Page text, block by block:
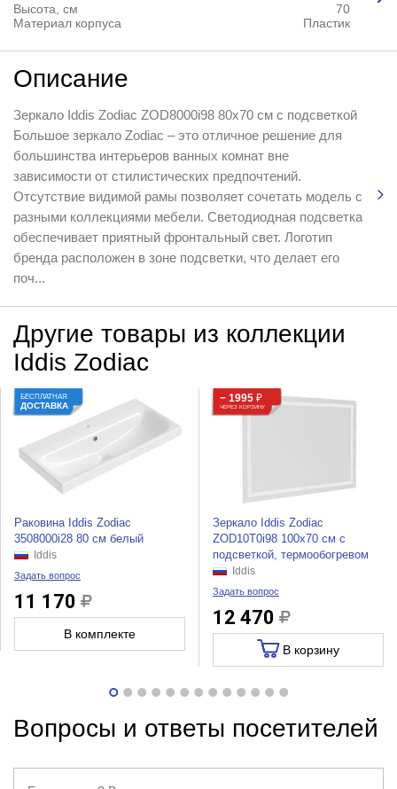
Высота, см
70
Материал корпуса
Пластик
Описание
Зеркало Iddis Zodiac ZOD8000i98 80x70 см с подсветкой
Большое зеркало Zodiac – это отличное решение для
большинства интерьеров ванных комнат вне
зависимости от стилистических предпочтений.
Отсутствие видимой рамы позволяет сочетать модель с
разными коллекциями мебели. Светодиодная подсветка
обеспечивает приятный фронтальный свет. Логотип
бренда расположен в зоне подсветки, что делает его
поч...
Другие товары из коллекции
Iddis Zodiac
БЕСПЛАТНАЯ
ДОСТАВКА
Раковина Iddis Zodiac
3508000i28 80 см белый
Iddis
Задать вопрос
11 170
В комплекте
− 1995 ₽
ЧЕРЕЗ КОРЗИНУ
Зеркало Iddis Zodiac
ZOD10T0i98 100x70 см с
подсветкой, термообогревом
Iddis
Задать вопрос
12 470
В корзину
Вопросы и ответы посетителей